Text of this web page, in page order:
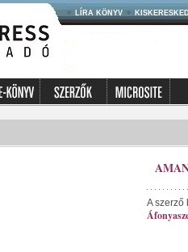
LÍRA KÖNYV
A szerző